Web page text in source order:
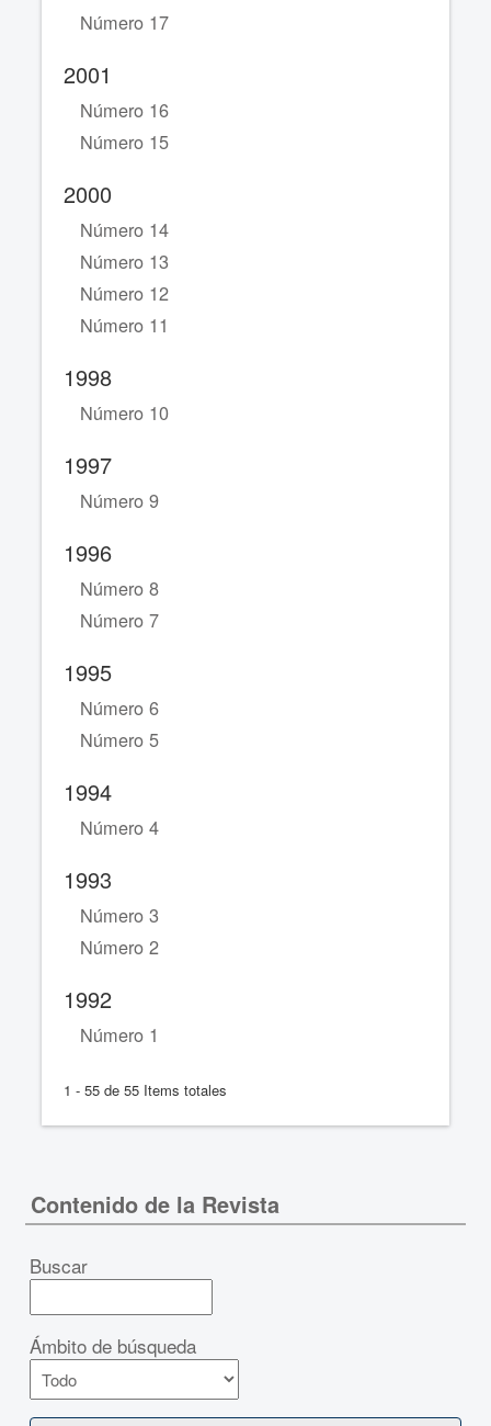
Número 17
2001
Número 16
Número 15
2000
Número 14
Número 13
Número 12
Número 11
1998
Número 10
1997
Número 9
1996
Número 8
Número 7
1995
Número 6
Número 5
1994
Número 4
1993
Número 3
Número 2
1992
Número 1
1 - 55 de 55 Items totales
Contenido de la Revista
Buscar
Ámbito de búsqueda